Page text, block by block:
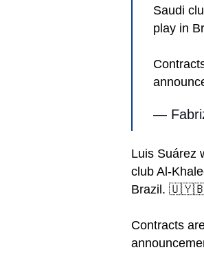
Saudi
play in
—
Luis Suárez
club Al-
Brazil.
Contracts